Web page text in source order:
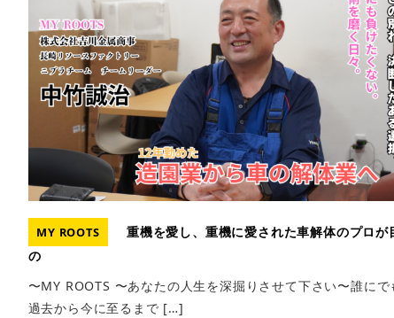
MY ROOTS
重機を愛し、重機に愛された車解体のプロが
の
〜MY ROOTS 〜あなたの人生を深掘りさせて下さい〜誰にで
過去から今に至るまで […]